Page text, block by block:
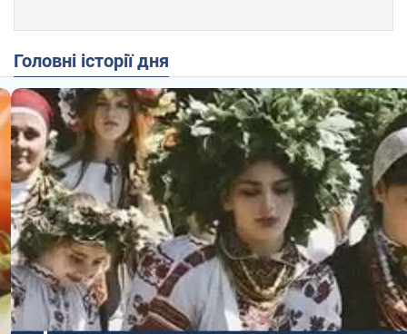
Головні історії дня